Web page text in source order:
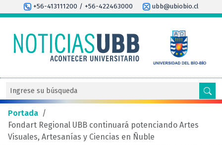
+56-413111200 / +56-422463000 ubb@ubiobio.cl
Portada /
Fondart Regional UBB continuará potenciando Artes
Visuales, Artesanías y Ciencias en Ñuble